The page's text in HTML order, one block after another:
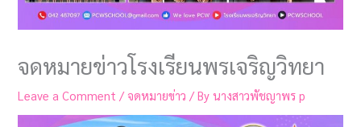
จดหมายข่าวโรงเรียนพรเจริญวิทยา
Leave a Comment / จดหมายข่าว / Byนางสาวพัชญาพร p